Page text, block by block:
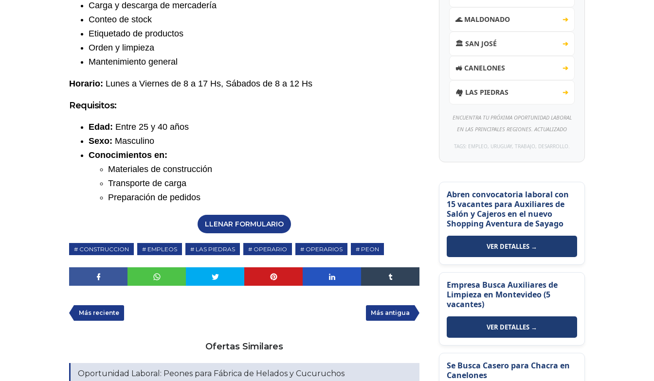
Carga y descarga de mercadería
Conteo de stock
Etiquetado de productos
Orden y limpieza
Mantenimiento general
Horario: Lunes a Viernes de 8 a 17 Hs, Sábados de 8 a 12 Hs
Requisitos:
Edad: Entre 25 y 40 años
Sexo: Masculino
Conocimientos en:
Materiales de construcción
Transporte de carga
Preparación de pedidos
LLENAR FORMULARIO
CONSTRUCCION EMPLEOS LAS PIEDRAS OPERARIO OPERARIOS PEON
Más reciente Más antigua
Ofertas Similares
Oportunidad Laboral: Peones para Fábrica de Helados y Cucuruchos
🌊 MALDONADO ➔
🏛️ SAN JOSÉ ➔
🚜 CANELONES ➔
🏘️ LAS PIEDRAS ➔
ENCUENTRA TU PRÓXIMA OPORTUNIDAD LABORAL
EN LAS PRINCIPALES REGIONES. ACTUALIZADO
TAGS: EMPLEO, URUGUAY, TRABAJO, DESARROLLO.
Abren convocatoria laboral con
15 vacantes para Auxiliares de
Salón y Cajeros en el nuevo
Shopping Aventura de Sayago
VER DETALLES →
Empresa Busca Auxiliares de
Limpieza en Montevideo (5
vacantes)
VER DETALLES →
Se Busca Casero para Chacra en
Canelones